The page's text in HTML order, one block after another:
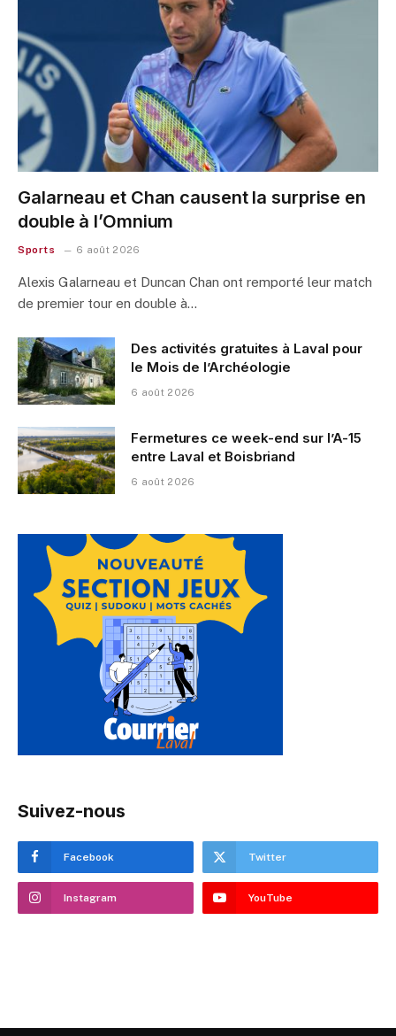
Galarneau et Chan causent la surprise en
double à l’Omnium
Sports 6 août 2026
Alexis Galarneau et Duncan Chan ont remporté leur match
de premier tour en double à…
Des activités gratuites à Laval pour
le Mois de l’Archéologie
6 août 2026
Fermetures ce week-end sur l’A-15
entre Laval et Boisbriand
6 août 2026
Suivez-nous
Facebook Twitter
Instagram YouTube